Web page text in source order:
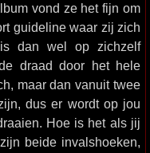
vond ze het fijn om
guideline waar zij zich
dan wel op zichzelf
draad door het hele
maar dan vanuit twee
dus er wordt op jou
Hoe is het als jij
beide invalshoeken,